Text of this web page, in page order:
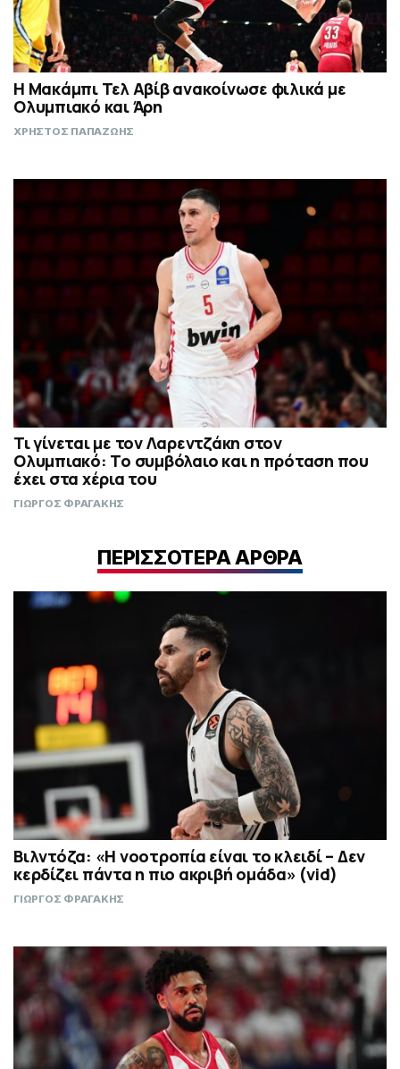
Η Μακάμπι Τελ Αβίβ ανακοίνωσε φιλικά με
Ολυμπιακό και Άρη
ΧΡΗΣΤΟΣ ΠΑΠΑΖΩΗΣ
Τι γίνεται με τον Λαρεντζάκη στον
Ολυμπιακό: Το συμβόλαιο και η πρόταση που
έχει στα χέρια του
ΓΙΩΡΓΟΣ ΦΡΑΓΑΚΗΣ
ΠΕΡΙΣΣΟΤΕΡΑ ΑΡΘΡΑ
Βιλντόζα: «Η νοοτροπία είναι το κλειδί – Δεν
κερδίζει πάντα η πιο ακριβή ομάδα» (vid)
ΓΙΩΡΓΟΣ ΦΡΑΓΑΚΗΣ